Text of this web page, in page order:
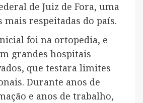
de Juiz de Fora, uma
mais respeitadas do país.
foi na ortopedia, e
grandes hospitais
que testara limites
Durante anos de
e anos de trabalho,